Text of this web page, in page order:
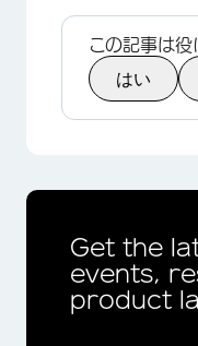
この記事は
はい
Get the
events,
product